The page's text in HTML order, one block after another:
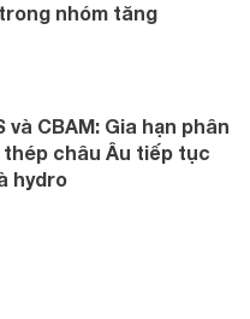
nhóm tăng
và CBAM: Gia hạn phân
thép châu Âu tiếp tục
hydro